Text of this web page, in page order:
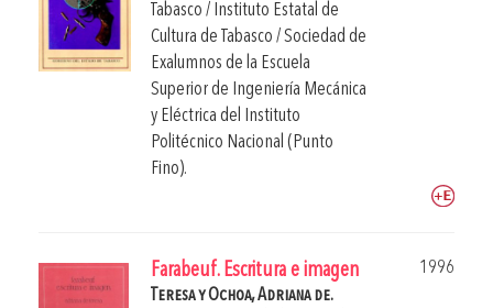
Tabasco / Instituto Estatal de
Cultura de Tabasco / Sociedad de
Exalumnos de la Escuela
Superior de Ingeniería Mecánica
y Eléctrica del Instituto
Politécnico Nacional (Punto
Fino).
Farabeuf. Escritura e imagen
1996
Teresa y Ochoa, Adriana de.